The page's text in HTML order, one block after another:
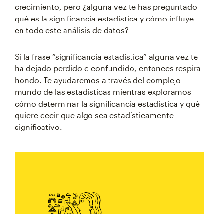
crecimiento, pero ¿alguna vez te has preguntado
qué es la significancia estadística y cómo influye
en todo este análisis de datos?
Si la frase “significancia estadística” alguna vez te
ha dejado perdido o confundido, entonces respira
hondo. Te ayudaremos a través del complejo
mundo de las estadísticas mientras exploramos
cómo determinar la significancia estadística y qué
quiere decir que algo sea estadísticamente
significativo.